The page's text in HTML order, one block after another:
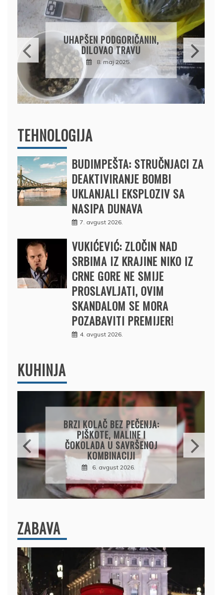
DRŽAVLJANIN RUSIJE
OSUMNJIČEN DA JE
PRODAO TUĐI BMW,
DRŽAVU NAPUSTIO
BRODOM
12. februar 2025.
TEHNOLOGIJA
BUDIMPEŠTA: STRUČNJACI ZA
DEAKTIVIRANJE BOMBI
UKLANJALI EKSPLOZIV SA
NASIPA DUNAVA
7. avgust 2026.
VUKIĆEVIĆ: ZLOČIN NAD
SRBIMA IZ KRAJINE NIKO IZ
CRNE GORE NE SMIJE
PROSLAVLJATI, OVIM
SKANDALOM SE MORA
POZABAVITI PREMIJER!
4. avgust 2026.
KUHINJA
PAPRIKE SA MESOM I
PIRINČEM NA KAŠIKU:
SOČAN I JEDNOSTAVAN
RUČAK IZ JEDNE ŠERPE
7. avgust 2026.
ZABAVA